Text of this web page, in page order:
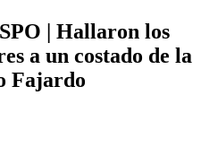
| Hallaron los
a un costado de la
Fajardo